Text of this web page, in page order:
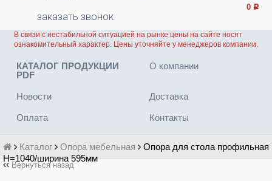
заказать звонок
0 Р
В связи с нестабильной ситуацией на рынке цены на сайте носят
ознакомительный характер. Цены уточняйте у менеджеров компании.
КАТАЛОГ ПРОДУКЦИИ
PDF
О компании
Новости Доставка
Оплата Контакты
Каталог Опора мебельная
Опора для стола профильная
Н=1040/ширина 595мм
Вернуться назад